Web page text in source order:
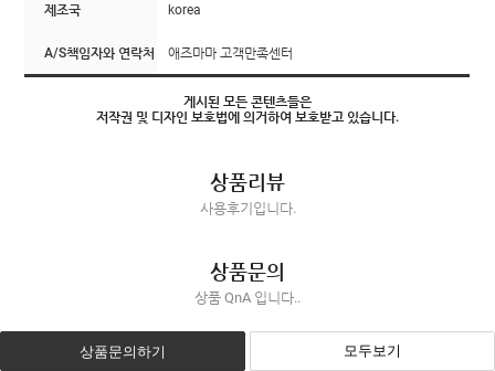
제조국 korea
A/S책임자와 연락처 애즈마마 고객만족센터
게시된 모든 콘텐츠들은
저작권 및 디자인 보호법에 의거하여 보호받고 있습니다.
상품리뷰
사용후기입니다.
상품문의
상품 QnA 입니다..
상품문의하기 모두보기